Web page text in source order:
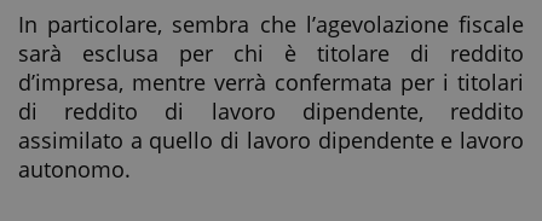
In particolare, sembra che l’agevolazione fiscale
sarà esclusa per chi è titolare di reddito
d’impresa, mentre verrà confermata per i titolari
di reddito di lavoro dipendente, reddito
assimilato a quello di lavoro dipendente e lavoro
autonomo.